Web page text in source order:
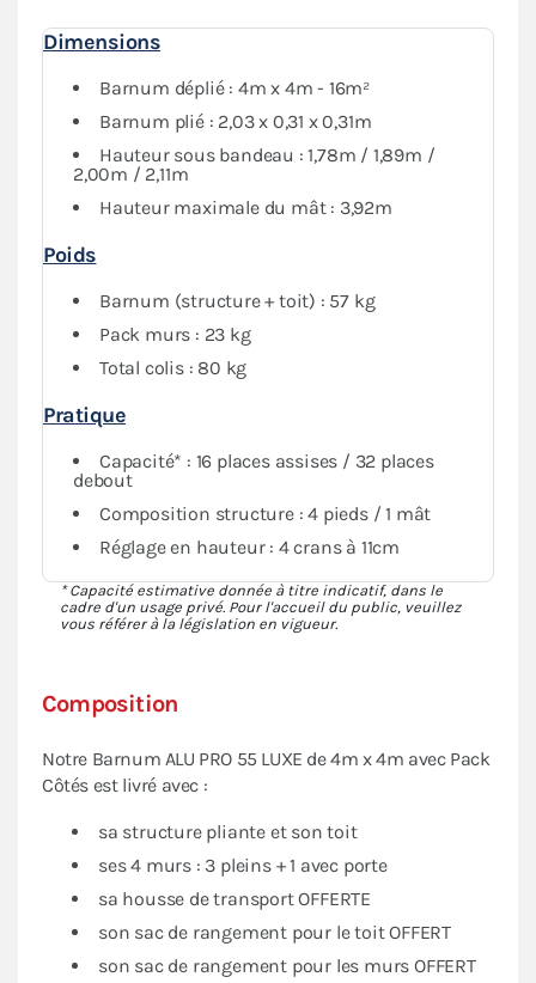
Complété par un ensemble de 4 bâches latérales
assorties (3 murs pleins et 1 mur avec
porte)
également en PVC 580g/m², cet abri pliant
vous assure une protection maximale contre les
conditions météorologiques. Vous avez aussi la
possibilité de fermer intégralement votre espace si
nécessaire.
Composition
Notre Barnum ALU PRO 55 LUXE de 4m x 4m avec Pack
Côtés est livré avec :
sa structure pliante et son toit
ses 4 murs : 3 pleins + 1 avec porte
sa housse de transport OFFERTE
son sac de rangement pour le toit OFFERT
son sac de rangement pour les murs OFFERT
Dimensions
Barnum déplié : 4m x 4m - 16m²
Barnum plié : 2,03 x 0,31 x 0,31m
Hauteur sous bandeau : 1,78m / 1,89m /
2,00m / 2,11m
Hauteur maximale du mât : 3,92m
Poids
Barnum (structure + toit) : 57 kg
Pack murs : 23 kg
Total colis : 80 kg
Pratique
Capacité* : 16 places assises / 32 places
debout
Composition structure : 4 pieds / 1 mât
Réglage en hauteur : 4 crans à 11cm
* Capacité estimative donnée à titre indicatif, dans le
cadre d'un usage privé. Pour l'accueil du public, veuillez
vous référer à la législation en vigueur.